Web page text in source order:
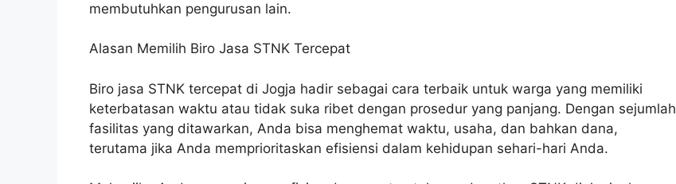
membutuhkan pengurusan lain.
Alasan Memilih Biro Jasa STNK Tercepat
Biro jasa STNK tercepat di Jogja hadir sebagai cara terbaik untuk warga yang memiliki
keterbatasan waktu atau tidak suka ribet dengan prosedur yang panjang. Dengan sejumlah
fasilitas yang ditawarkan, Anda bisa menghemat waktu, usaha, dan bahkan dana,
terutama jika Anda memprioritaskan efisiensi dalam kehidupan sehari-hari Anda.